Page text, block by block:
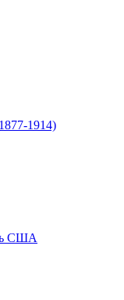
1914)
США